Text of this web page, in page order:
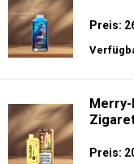
Preis:
Merry-
Preis: